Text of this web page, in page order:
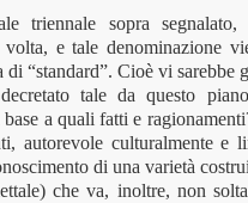
triennale sopra
volta, e tale denominazione
di “standard”. Cioè vi sarebbe
tale da questo
a quali fatti e
autorevole culturalmente e
di una varietà
che va, inoltre, non